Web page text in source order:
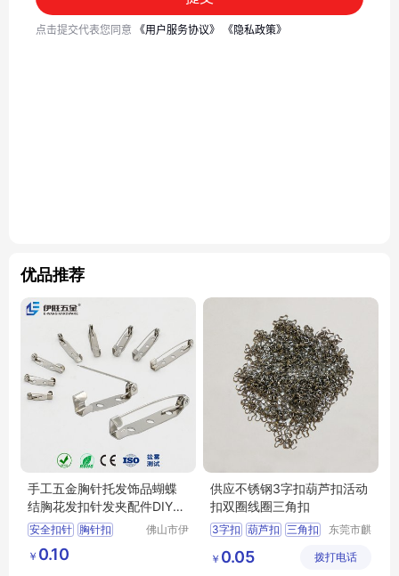
优品推荐
手工五金胸针托发饰品蝴蝶
结胸花发扣针发夹配件DIY材
料徽章针扣
安全扣针 胸针扣
头饰发扣针
五金简扣针
佛山市伊
￥ 0.10
供应不锈钢3字扣葫芦扣活动
扣双圈线圈三角扣
3字扣 葫芦扣 三角扣
东莞市麒
械有限公
￥ 0.05 拨打电话